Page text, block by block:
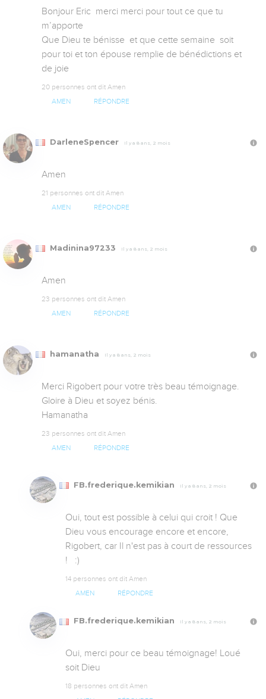
Bonjour Eric  merci merci pour tout ce que tu
m’apporte
Que Dieu te bénisse  et que cette semaine  soit
pour toi et ton épouse remplie de bénédictions et
de joie
20 personnes ont dit Amen
AMEN RÉPONDRE
DarleneSpencer Il y a 8 ans, 2 mois
Amen
21 personnes ont dit Amen
AMEN RÉPONDRE
Madinina97233 Il y a 8 ans, 2 mois
Amen
23 personnes ont dit Amen
AMEN RÉPONDRE
hamanatha Il y a 8 ans, 2 mois
Merci Rigobert pour votre très beau témoignage.
Gloire à Dieu et soyez bénis.
Hamanatha
23 personnes ont dit Amen
AMEN RÉPONDRE
FB.frederique.kemikian Il y a 8 ans, 2 mois
Oui, tout est possible à celui qui croit ! Que
Dieu vous encourage encore et encore,
Rigobert, car Il n'est pas à court de ressources
!   :)
14 personnes ont dit Amen
AMEN RÉPONDRE
FB.frederique.kemikian Il y a 8 ans, 2 mois
Oui, merci pour ce beau témoignage! Loué
soit Dieu
18 personnes ont dit Amen